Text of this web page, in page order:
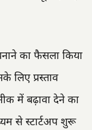
का फैसला किया
लिए प्रस्ताव
में बढ़ावा देने का
से स्टार्टअप शुरू